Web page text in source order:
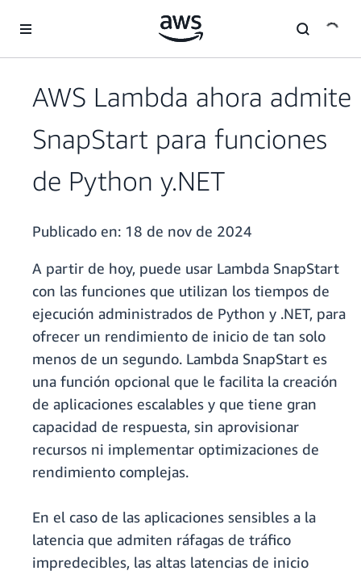
AWS Lambda ahora admite
SnapStart para funciones
de Python y.NET
Publicado en: 18 de nov de 2024
A partir de hoy, puede usar Lambda SnapStart
con las funciones que utilizan los tiempos de
ejecución administrados de Python y .NET, para
ofrecer un rendimiento de inicio de tan solo
menos de un segundo. Lambda SnapStart es
una función opcional que le facilita la creación
de aplicaciones escalables y que tiene gran
capacidad de respuesta, sin aprovisionar
recursos ni implementar optimizaciones de
rendimiento complejas.
En el caso de las aplicaciones sensibles a la
latencia que admiten ráfagas de tráfico
impredecibles, las altas latencias de inicio